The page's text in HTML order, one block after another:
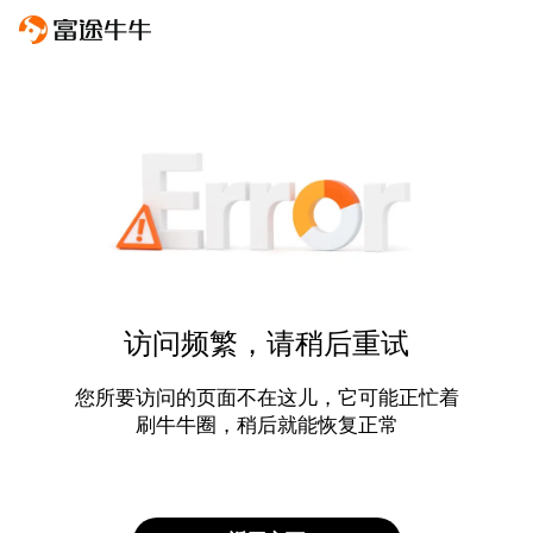
访问频繁，请稍后重试
您所要访问的页面不在这儿，它可能正忙着
刷牛牛圈，稍后就能恢复正常